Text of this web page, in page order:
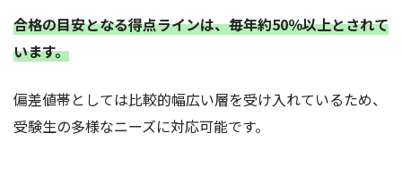
合格の目安となる得点ラインは、毎年約50％以上とされて
います。
偏差値帯としては比較的幅広い層を受け入れているため、
受験生の多様なニーズに対応可能です。